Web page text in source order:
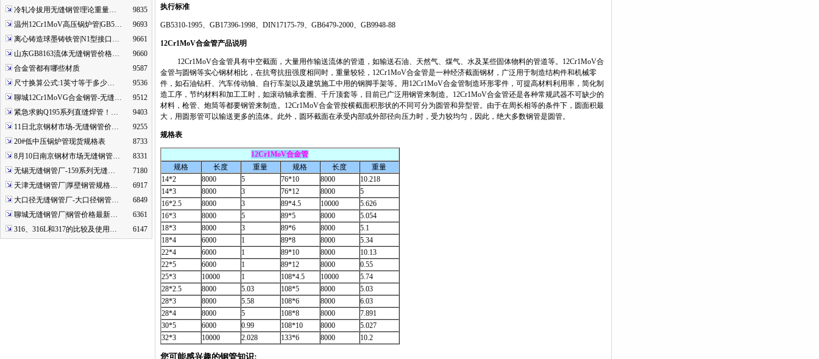
冷轧冷拔用无缝钢管理论重量…
9835
温州12Cr1MoV高压锅炉管|GB5…
9693
离心铸造球墨铸铁管|N1型接口…
9661
山东GB8163流体无缝钢管价格…
9660
合金管都有哪些材质
9587
尺寸换算公式:1英寸等于多少…
9536
聊城12Cr1MoVG合金钢管-无缝…
9512
紧急求购Q195系列直缝焊管！…
9403
11日北京钢材市场-无缝钢管价…
9255
20#低中压锅炉管现货规格表
8733
8月10日南京钢材市场无缝钢管…
8331
无锡无缝钢管厂-159系列无缝…
7180
天津无缝钢管厂|厚壁钢管规格…
6917
大口径无缝钢管厂-大口径钢管…
6849
聊城无缝钢管厂|钢管价格最新…
6361
316、316L和317的比较及使用…
6147
执行标准
GB5310-1995、 GB17396-1998、 DIN17175-79、 GB6479-2000、 GB9948-88
12Cr1MoV合金管产品说明
12Cr1MoV合金管具有中空截面，大量用作输送流体的管道，如输送石油、天然气、煤气、水及某些固体物料的管道等。 12Cr1MoV合
金管与圆钢等实心钢材相比，在抗弯抗扭强度相同时，重量较轻， 12Cr1MoV合金管是一种经济截面钢材，广泛用于制造结构件和机械零
件，如石油钻杆、汽车传动轴、自行车架以及建筑施工中用的钢脚手架等。用 12Cr1MoV合金管制造环形零件，可提高材料利用率，简化制
造工序，节约材料和加工工时，如滚动轴承套圈、千斤顶套等，目前已广泛用钢管来制造。
12Cr1MoV合金管还是各种常规武器不可缺少的
材料，枪管、炮筒等都要钢管来制造。
12Cr1MoV合金管按横截面积形状的不同可分为圆管和异型管。由于在周长相等的条件下，圆面积最
大，用圆形管可以输送更多的流体。此外，圆环截面在承受内部或外部径向压力时，受力较均匀，因此，绝大多数钢管是圆管。
规格表
12Cr1MoV合金管
规格
长度 重量 规格 长度
重量
14*2
8000 5 76*10 8000
10.218
14*3
8000 3 76*12 8000
5
16*2.5
8000 3 89*4.5 10000
5.626
16*3
8000 5 89*5 8000
5.054
18*3
8000 3 89*6 8000
5.1
18*4
6000 1 89*8 8000
5.34
22*4
6000 1 89*10 8000
10.13
22*5
6000 1 89*12 8000
0.55
25*3
10000 1 108*4.5 10000
5.74
28*2.5
8000 5.03 108*5 8000
5.03
28*3
8000 5.58 108*6 8000
6.03
28*4
8000 5 108*8 8000
7.891
30*5
6000 0.99 108*10 8000
5.027
32*3
10000 2.028 133*6 8000 10.2
您可能感兴趣的钢管知识: